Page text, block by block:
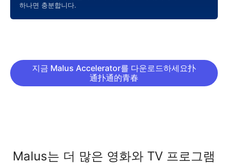
하나면 충분합니다.
지금 Malus Accelerator를 다운로드하세요扑
通扑通的青春
Malus는 더 많은 영화와 TV 프로그램